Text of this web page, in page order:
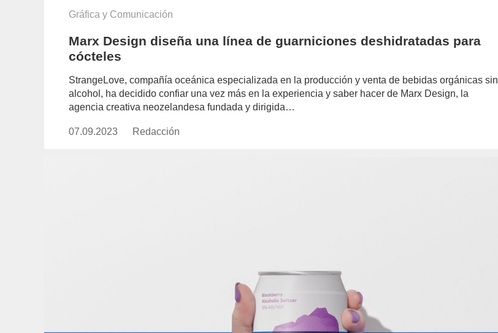
Gráfica y Comunicación
Marx Design diseña una línea de guarniciones deshidratadas para
cócteles
StrangeLove, compañía oceánica especializada en la producción y venta de bebidas orgánicas sin
alcohol, ha decidido confiar una vez más en la experiencia y saber hacer de Marx Design, la
agencia creativa neozelandesa fundada y dirigida…
Publicado
07.09.2023 https://www.experimenta.es/author/redaccion/
Redacción